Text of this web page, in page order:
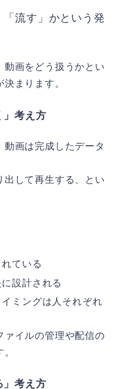
流す」かという発
動画をどう扱うかとい
まります。
」考え方
動画は完成したデータ
出して再生する、とい
ている
設計される
ミングは人それぞれ
ァイルの管理や配信の
」考え方